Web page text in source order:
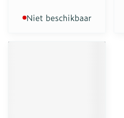
Niet beschikbaar